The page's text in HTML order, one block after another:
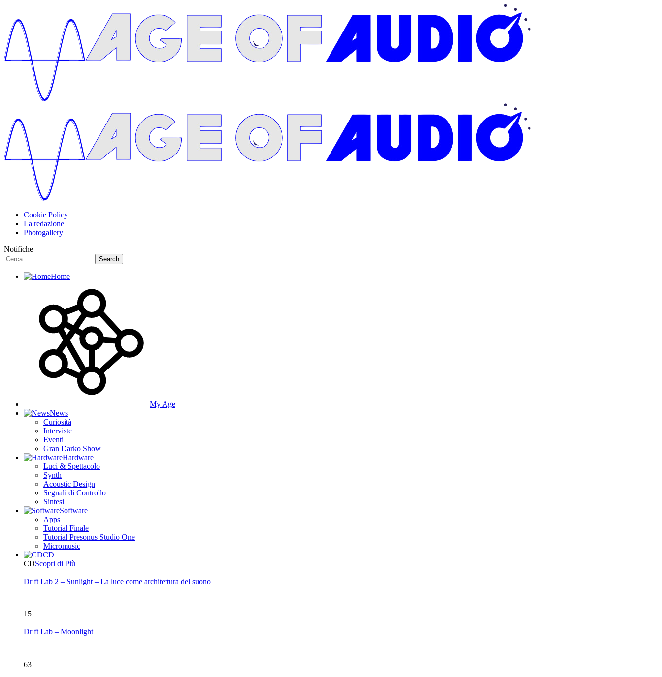
Cookie Policy
La redazione
Photogallery
Notifiche
Home
My Age
News
Curiosità
Interviste
Eventi
Gran Darko Show
Hardware
Luci & Spettacolo
Synth
Acoustic Design
Segnali di Controllo
Sintesi
Software
Apps
Tutorial Finale
Tutorial Presonus Studio One
Micromusic
CD
CDScopri di Più
Drift Lab 2 – Sunlight – La luce come architettura del suono
15
Drift Lab – Moonlight
63